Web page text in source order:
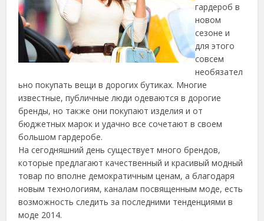
гардероб в
новом
сезоне и
для этого
совсем
необязател
ьно покупать вещи в дорогих бутиках. Многие
известные, публичные люди одеваются в дорогие
бренды, но также они покупают изделия и от
бюджетных марок и удачно все сочетают в своем
большом гардеробе.
На сегодняшний день существует много брендов,
которые предлагают качественный и красивый модный
товарпо вполне демократичным ценам, а благодаря
новым технологиям, каналам посвященным моде, есть
возможность следить за последними тенденциями в
моде 2014.